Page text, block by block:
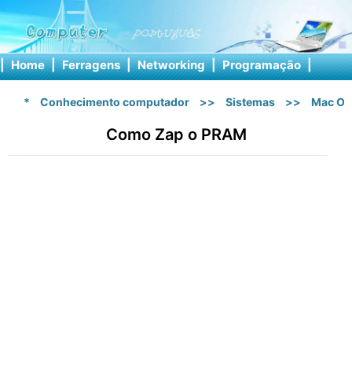
| Home | Ferragens | Networking | Programação |
* Conhecimento computador >> Sistemas >> Mac OS
Como Zap o PRAM